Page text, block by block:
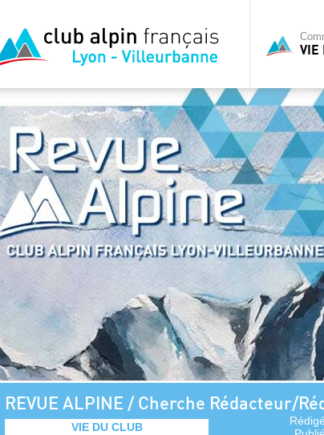
VIE
REVUE ALPINE / Cherche Rédacteur/
VIE DU CLUB